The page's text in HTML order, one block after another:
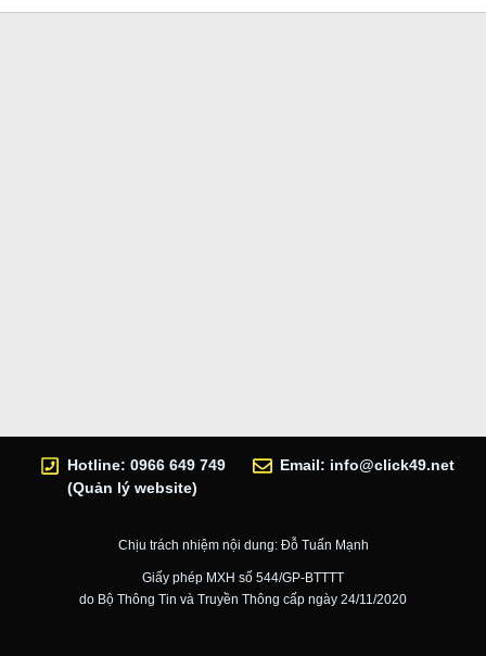
Hotline: 0966 649 749
(Quản lý website)
Email: info@click49.net
Chịu trách nhiệm nội dung: Đỗ Tuấn Mạnh
Giấy phép MXH số 544/GP-BTTTT
do Bộ Thông Tin và Truyền Thông cấp ngày 24/11/2020